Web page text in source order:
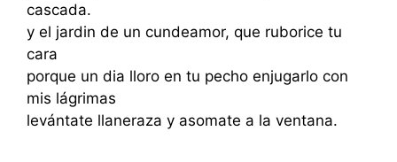
cascada.
y el jardin de un cundeamor, que ruborice tu
cara
porque un dia lloro en tu pecho enjugarlo con
mis lágrimas
levántate llaneraza y asomate a la ventana.